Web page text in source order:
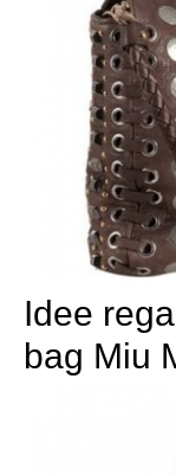
Idee
bag Miu